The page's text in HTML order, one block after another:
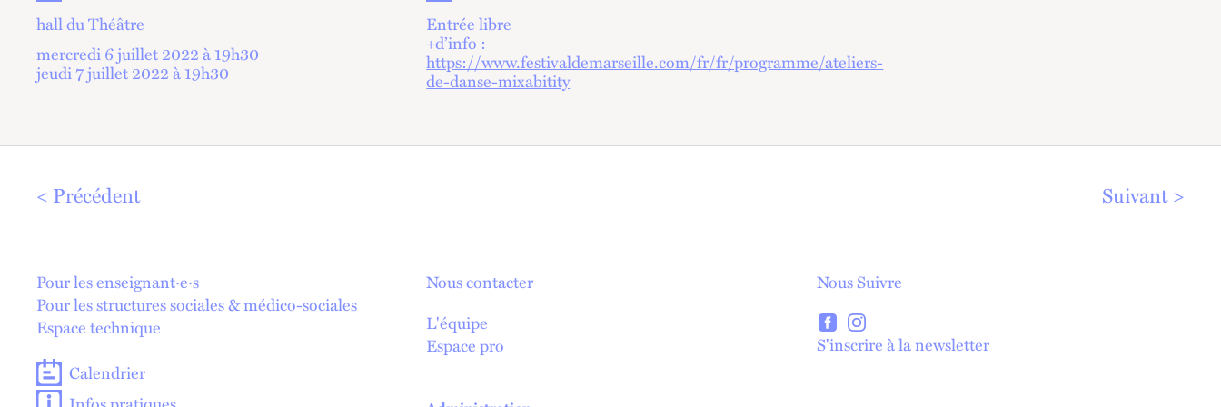
hall du Théâtre
mercredi 6 juillet 2022 à 19h30
jeudi 7 juillet 2022 à 19h30
Entrée libre
+d’info :
https://www.festivaldemarseille.com/fr/fr/programme/ateliers-
de-danse-mixabitity
Précédent Suivant
En 1 click !
Pour les enseignant·e·s
Pour les structures sociales & médico-sociales
Espace technique
Calendrier
Nous contacter
L'équipe
Espace pro
Nous Suivre
lien externe
S'inscrire à la newsletterlien externe